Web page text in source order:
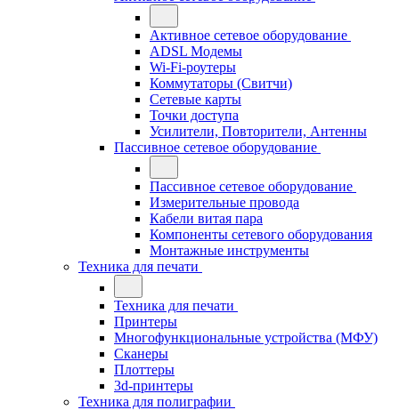
Активное сетевое оборудование
ADSL Модемы
Wi-Fi-роутеры
Коммутаторы (Свитчи)
Сетевые карты
Точки доступа
Усилители, Повторители, Антенны
Пассивное сетевое оборудование
Пассивное сетевое оборудование
Измерительные провода
Кабели витая пара
Компоненты сетевого оборудования
Монтажные инструменты
Техника для печати
Техника для печати
Принтеры
Многофункциональные устройства (МФУ)
Сканеры
Плоттеры
3d-принтеры
Техника для полиграфии